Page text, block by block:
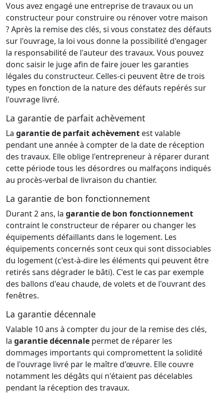
Vous avez engagé une entreprise de travaux ou un
constructeur pour construire ou rénover votre maison
? Après la remise des clés, si vous constatez des défauts
sur l'ouvrage, la loi vous donne la possibilité d'engager
la responsabilité de l'auteur des travaux. Vous pouvez
donc saisir le juge afin de faire jouer les garanties
légales du constructeur. Celles-ci peuvent être de trois
types en fonction de la nature des défauts repérés sur
l'ouvrage livré.
La garantie de parfait achèvement
La garantie de parfait achèvement est valable
pendant une année à compter de la date de réception
des travaux. Elle oblige l'entrepreneur à réparer durant
cette période tous les désordres ou malfaçons indiqués
au procès-verbal de livraison du chantier.
La garantie de bon fonctionnement
Durant 2 ans, la garantie de bon fonctionnement
contraint le constructeur de réparer ou changer les
équipements défaillants dans le logement. Les
équipements concernés sont ceux qui sont dissociables
du logement (c'est-à-dire les éléments qui peuvent être
retirés sans dégrader le bâti). C'est le cas par exemple
des ballons d'eau chaude, de volets et de l'ouvrant des
fenêtres.
La garantie décennale
Valable 10 ans à compter du jour de la remise des clés,
la garantie décennale permet de réparer les
dommages importants qui compromettent la solidité
de l'ouvrage livré par le maître d'œuvre. Elle couvre
notamment les dégâts qui n'étaient pas décelables
pendant la réception des travaux.